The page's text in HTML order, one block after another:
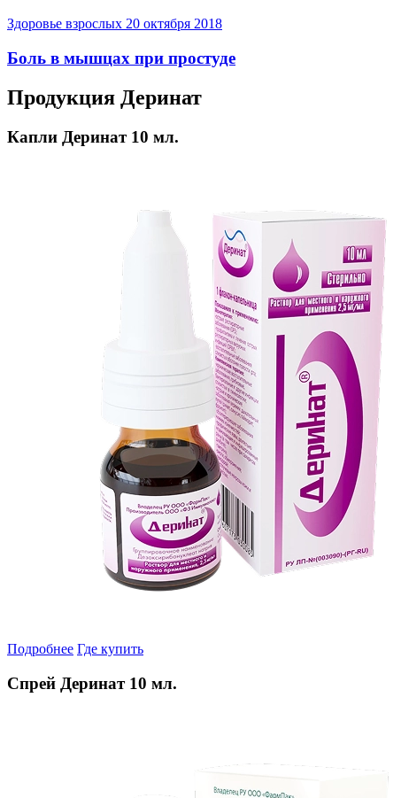
Здоровье взрослых 20 октября 2018
Боль в мышцах при простуде
Продукция Деринат
Капли Деринат 10 мл.
Подробнее Где купить
Спрей Деринат 10 мл.